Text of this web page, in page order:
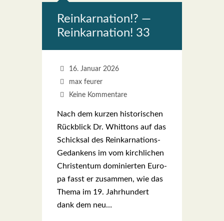
Reinkar­na­ti­on!? —
Reinkar­na­ti­on! 33
16. Januar 2026
max feurer
Keine Kommentare
Nach dem kur­zen his­to­ri­schen
Rück­blick Dr. Whit­tons auf das
Schick­sal des Rein­kar­na­­ti­ons-
Gedan­kens im vom kirch­li­chen
Chris­ten­tum domi­nier­ten Euro­
pa fasst er zusam­men, wie das
The­ma im 19. Jahr­hun­dert
dank dem neu…